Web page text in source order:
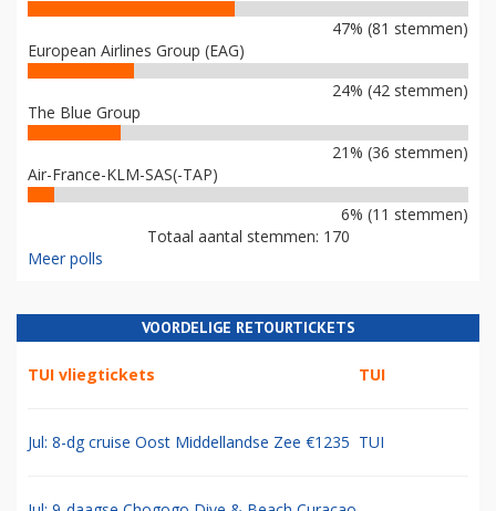
47% (81 stemmen)
European Airlines Group (EAG)
24% (42 stemmen)
The Blue Group
21% (36 stemmen)
Air-France-KLM-SAS(-TAP)
6% (11 stemmen)
Totaal aantal stemmen: 170
Meer polls
VOORDELIGE RETOURTICKETS
TUI vliegtickets TUI
Jul: 8-dg cruise Oost Middellandse Zee €1235 TUI